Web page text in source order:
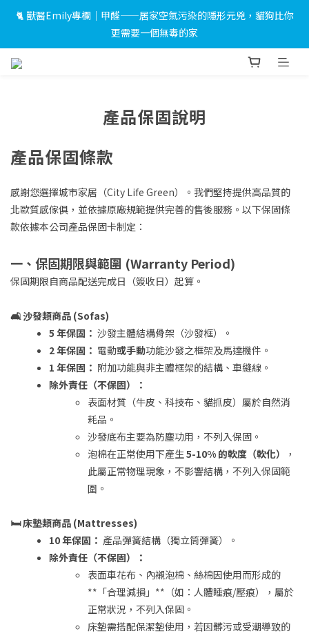
🎉LINE 加入好友＋會員註冊禮｜完成綁定即送 $500 折價券及限
量小燈箱！
🐈 獸醫Emily專欄｜甲醛——居家空氣污染的隱形元兇，貓狗比你
更需要一個無毒的家
🎉LINE 加入好友＋會員註冊禮｜完成綁定即送 $500 折價券及限
產品保固說明
產品保固條款
感謝您選擇城市家居（City Life Green）。我們堅持提供高品質的
北歐質感傢俱，並依據原廠規範提供完善的售後服務。以下保固條
款依據本公司產品保固卡制定：
一、保固期限與範圍 (Warranty Period)
保固期限自商品配送完成日（簽收日）起算。
🛋️ 沙發類商品 (Sofas)
5 年保固： 沙發主體結構骨架（沙發框）。
2 年保固： 電動或手動功能沙發之框架及馬達機件。
1 年保固： 附加功能與非主體框架的結構、車縫線。
除外責任（不保固）：
表面材質（牛皮、科技布、貓抓皮）屬於自然消
耗品。
沙發底布主要為防塵功用，不列入保固。
泡棉在正常使用下產生5-10% 的軟度（軟化）
，
此屬正常物理現象，不影響結構，不列入保固範
圍。
🛏️ 床墊類商品 (Mattresses)
10 年保固： 產品彈簧結構（獨立筒彈簧）。
除外責任（不保固）：
表面車花布、內襯泡棉、絲棉因使用而形成的
**「合理減損」**（如：人體睡痕/壓痕），屬於
正常狀況，不列入保固。
床墊需搭配保潔墊使用，若因髒污或受潮導致的